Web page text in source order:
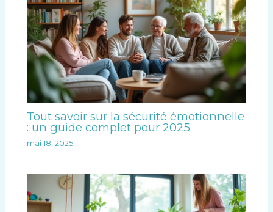
Tout savoir sur la sécurité émotionnelle
: un guide complet pour 2025
mai 18, 2025